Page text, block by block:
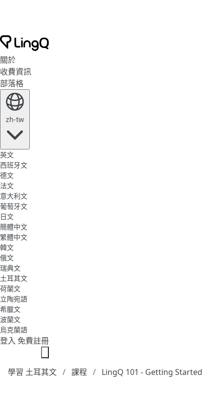
關於
收費資訊
部落格
zh-tw
英文
西班牙文
德文
法文
意大利文
葡萄牙文
日文
簡體中文
繁體中文
韓文
俄文
瑞典文
土耳其文
荷蘭文
立陶宛語
希臘文
波蘭文
烏克蘭語
登入 免費註冊
學習 土耳其文 課程 LingQ 101 - Getting Started